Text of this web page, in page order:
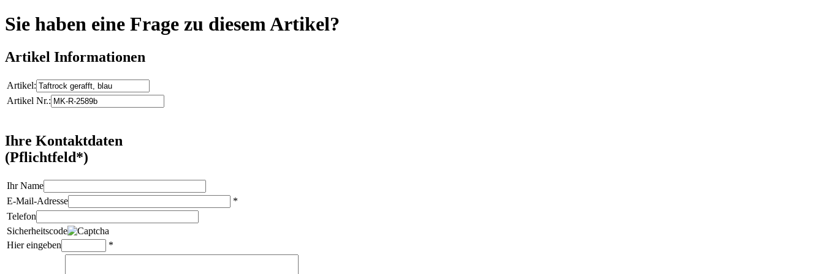
Sie haben eine Frage zu diesem Artikel?
Artikel Informationen
Artikel:
Artikel Nr.:
Ihre Kontaktdaten
(Pflichtfeld*)
Ihr Name
E-Mail-Adresse
*
Telefon
Sicherheitscode
Hier eingeben
*